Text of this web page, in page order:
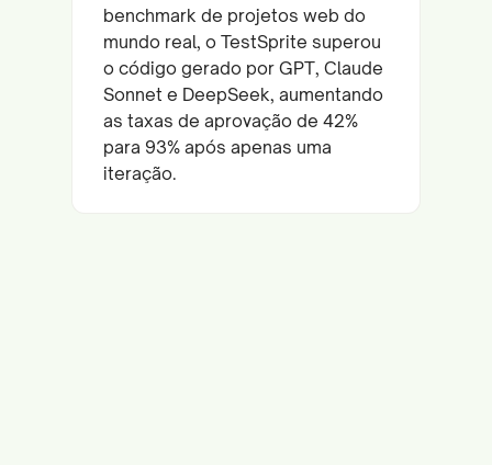
benchmark de projetos web do
mundo real, o TestSprite superou
o código gerado por GPT, Claude
Sonnet e DeepSeek, aumentando
as taxas de aprovação de 42%
para 93% após apenas uma
iteração.